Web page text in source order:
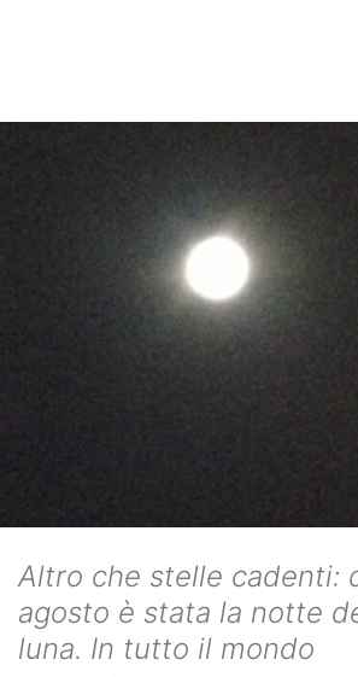
Altro che stelle cadenti:
agosto è stata la notte
luna. In tutto il mondo